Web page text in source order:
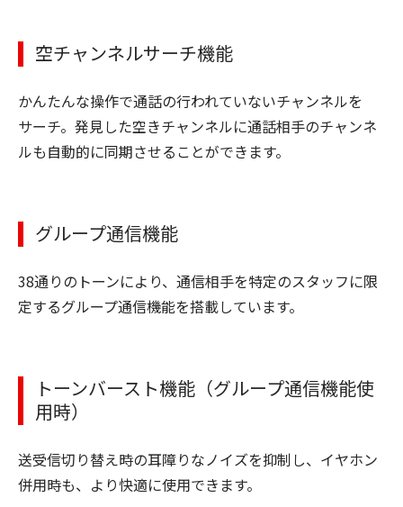
空チャンネルサーチ機能
かんたんな操作で通話の行われていないチャンネルを
サーチ。発見した空きチャンネルに通話相手のチャンネ
ルも自動的に同期させることができます。
グループ通信機能
38通りのトーンにより、通信相手を特定のスタッフに限
定するグループ通信機能を搭載しています。
トーンバースト機能（グループ通信機能使
用時）
送受信切り替え時の耳障りなノイズを抑制し、イヤホン
併用時も、より快適に使用できます。